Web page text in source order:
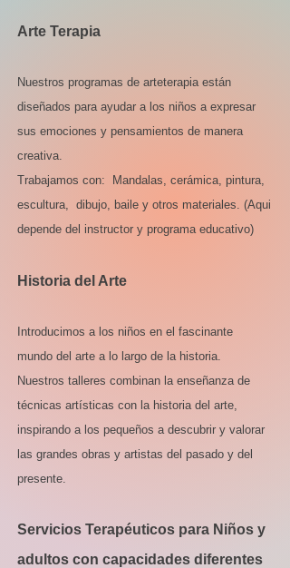
Arte Terapia
Nuestros programas de arteterapia están
diseñados para ayudar a los niños a expresar
sus emociones y pensamientos de manera
creativa.
Trabajamos con: Mandalas, cerámica, pintura,
escultura, dibujo, baile y otros materiales. (Aqui
depende del instructor y programa educativo)
Historia del Arte
Introducimos a los niños en el fascinante
mundo del arte a lo largo de la historia.
Nuestros talleres combinan la enseñanza de
técnicas artísticas con la historia del arte,
inspirando a los pequeños a descubrir y valorar
las grandes obras y artistas del pasado y del
presente.
Servicios Terapéuticos para Niños y
adultos con capacidades diferentes